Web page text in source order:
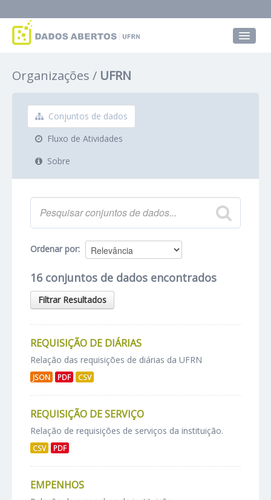
Grupos
Sobre
Organizações UFRN
Conjuntos de dados
Fluxo de Atividades
Sobre
Ordenar por
16 conjuntos de dados encontrados
Filtrar Resultados
REQUISIÇÃO DE DIÁRIAS
Relação das requisições de diárias da UFRN
JSON PDF CSV
REQUISIÇÃO DE SERVIÇO
Relação de requisições de serviços da instituição.
CSV PDF
EMPENHOS